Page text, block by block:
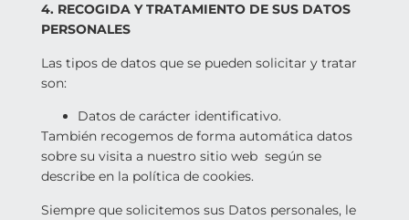
4. RECOGIDA Y TRATAMIENTO DE SUS DATOS
PERSONALES
Las tipos de datos que se pueden solicitar y tratar
son:
Datos de carácter identificativo.
También recogemos de forma automática datos
sobre su visita a nuestro sitio web según se
describe en la política de cookies.
Siempre que solicitemos sus Datos personales, le